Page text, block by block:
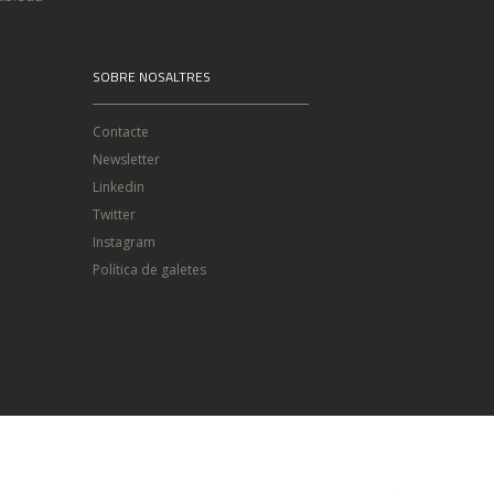
SOBRE NOSALTRES
Contacte
Newsletter
Linkedin
Twitter
Instagram
Política de galetes